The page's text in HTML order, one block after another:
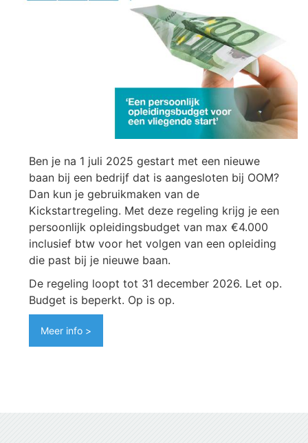
Ben je na 1 juli 2025 gestart met een nieuwe
baan bij een bedrijf dat is aangesloten bij OOM?
Dan kun je gebruikmaken van de
Kickstartregeling. Met deze regeling krijg je een
persoonlijk opleidingsbudget van max €4.000
inclusief btw voor het volgen van een opleiding
die past bij je nieuwe baan.
De regeling loopt tot 31 december 2026. Let op.
Budget is beperkt. Op is op.
Meer info >